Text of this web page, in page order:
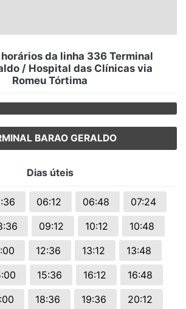
da linha 336 Terminal
/ Hospital das Clínicas via
Romeu Tórtima
BARAO GERALDO
Dias úteis
06:12 06:48
07:24
09:12 10:12
10:48
12:36 13:12
13:48
15:36 16:12
16:48
18:36 19:36
20:12